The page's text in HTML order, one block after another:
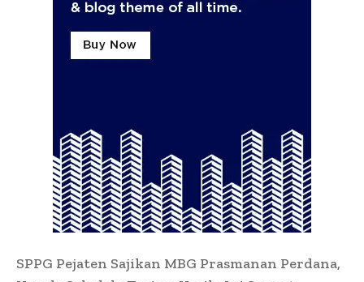
SPPG Pejaten Sajikan MBG Prasmanan Perdana,